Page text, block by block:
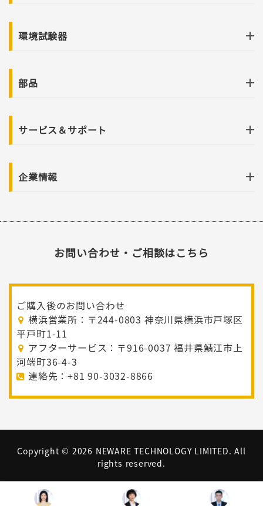
環境試験器
部品
サービス＆サポート
企業情報
お問い合わせ・ご相談はこちら
ご購入後のお問い合わせ
横浜営業所：〒244-0803 神奈川県横浜市戸塚区
平戸町1-11
アフターサービス：〒916-0037 福井県鯖江市上
河端町36-4-3
連絡先：+81 90-3032-8866
Copyright © 2026 NEWARE TECHNOLOGY LIMITED. All
rights reserved.